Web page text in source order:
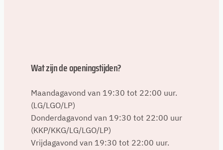
Wat zijn de openingstijden?
Maandagavond van 19:30 tot 22:00 uur.
(LG/LGO/LP)
Donderdagavond van 19:30 tot 22:00 uur
(KKP/KKG/LG/LGO/LP)
Vrijdagavond van 19:30 tot 22:00 uur.